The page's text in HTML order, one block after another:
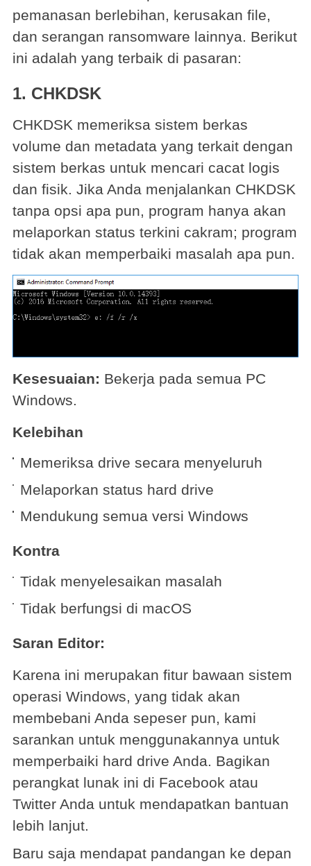
pemanasan berlebihan, kerusakan file,
dan serangan ransomware lainnya. Berikut
ini adalah yang terbaik di pasaran:
1. CHKDSK
CHKDSK memeriksa sistem berkas
volume dan metadata yang terkait dengan
sistem berkas untuk mencari cacat logis
dan fisik. Jika Anda menjalankan CHKDSK
tanpa opsi apa pun, program hanya akan
melaporkan status terkini cakram; program
tidak akan memperbaiki masalah apa pun.
Kesesuaian: Bekerja pada semua PC
Windows.
Kelebihan
Memeriksa drive secara menyeluruh
Melaporkan status hard drive
Mendukung semua versi Windows
Kontra
Tidak menyelesaikan masalah
Tidak berfungsi di macOS
Saran Editor:
Karena ini merupakan fitur bawaan sistem
operasi Windows, yang tidak akan
membebani Anda sepeser pun, kami
sarankan untuk menggunakannya untuk
memperbaiki hard drive Anda. Bagikan
perangkat lunak ini di Facebook atau
Twitter Anda untuk mendapatkan bantuan
lebih lanjut.
Baru saja mendapat pandangan ke depan